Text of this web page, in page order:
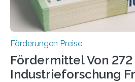
Förderungen Preise
Fördermittel Von 272
Industrieforschung